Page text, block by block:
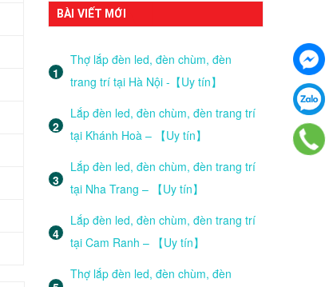
BÀI VIẾT MỚI
Thợ lắp đèn led, đèn chùm, đèn
trang trí tại Hà Nội -【Uy tín】
Lắp đèn led, đèn chùm, đèn trang trí
tại Khánh Hoà – 【Uy tín】
Lắp đèn led, đèn chùm, đèn trang trí
tại Nha Trang – 【Uy tín】
Lắp đèn led, đèn chùm, đèn trang trí
tại Cam Ranh – 【Uy tín】
Thợ lắp đèn led, đèn chùm, đèn